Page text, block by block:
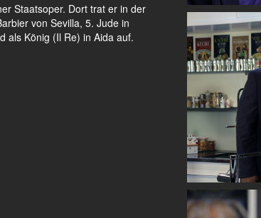
Staatsoper. Dort trat er in der
von Sevilla, 5. Jude in
als König (Il Re) in Aida auf.